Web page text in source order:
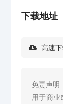
下载地址
高速
免责声明
用于商